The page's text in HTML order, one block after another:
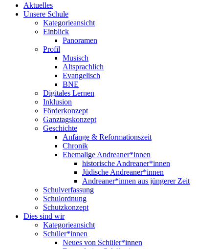
Aktuelles
Unsere Schule
Kategorieansicht
Einblick
Panoramen
Profil
Musisch
Altsprachlich
Evangelisch
BNE
Digitales Lernen
Inklusion
Förderkonzept
Ganztagskonzept
Geschichte
Anfänge & Reformationszeit
Chronik
Ehemalige Andreaner*innen
historische Andreaner*innen
Jüdische Andreaner*innen
Andreaner*innen aus jüngerer Zeit
Schulverfassung
Schulordnung
Schutzkonzept
Dies sind wir
Kategorieansicht
Schüler*innen
Neues von Schüler*innen